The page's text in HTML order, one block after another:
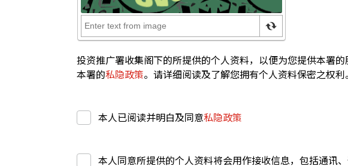
投资推广署收集阁下的所提供的个人资料，以便为您提供本署
本署的私隐政策。请详细阅读及了解您拥有个人资料保密之权利。
本人已阅读并明白及同意私隐政策
本人同意所提供的个人资料将会用作接收信息，包括通讯